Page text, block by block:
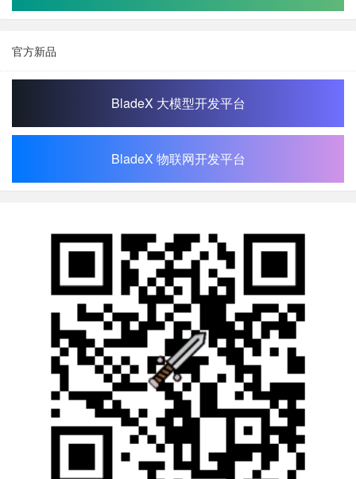
官方新品
BladeX 大模型开发平台
BladeX 物联网开发平台